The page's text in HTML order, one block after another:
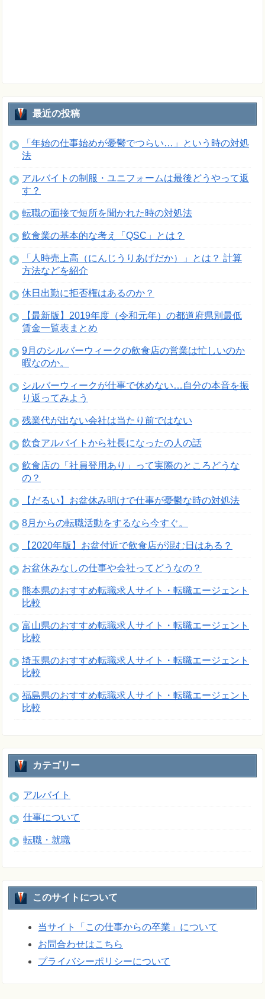
最近の投稿
「年始の仕事始めが憂鬱でつらい…」という時の対処
法
アルバイトの制服・ユニフォームは最後どうやって返
す？
転職の面接で短所を聞かれた時の対処法
飲食業の基本的な考え「QSC」とは？
「人時売上高（にんじうりあげだか）」とは？ 計算
方法などを紹介
休日出勤に拒否権はあるのか？
【最新版】2019年度（令和元年）の都道府県別最低
賃金一覧表まとめ
9月のシルバーウィークの飲食店の営業は忙しいのか
暇なのか。
シルバーウィークが仕事で休めない…自分の本音を振
り返ってみよう
残業代が出ない会社は当たり前ではない
飲食アルバイトから社長になったの人の話
飲食店の「社員登用あり」って実際のところどうな
の？
【だるい】お盆休み明けで仕事が憂鬱な時の対処法
8月からの転職活動をするなら今すぐ。
【2020年版】お盆付近で飲食店が混む日はある？
お盆休みなしの仕事や会社ってどうなの？
熊本県のおすすめ転職求人サイト・転職エージェント
比較
富山県のおすすめ転職求人サイト・転職エージェント
比較
埼玉県のおすすめ転職求人サイト・転職エージェント
比較
福島県のおすすめ転職求人サイト・転職エージェント
比較
カテゴリー
アルバイト
仕事について
転職・就職
このサイトについて
当サイト「この仕事からの卒業」について
お問合わせはこちら
プライバシーポリシーについて